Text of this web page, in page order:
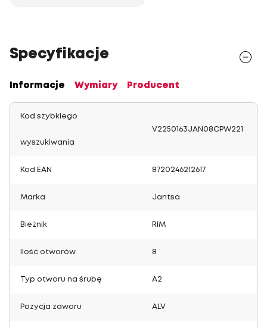
Specyfikacje
Informacje Wymiary Producent
Kod szybkiego
wyszukiwania
V2250163JAN08CPW221
Kod EAN 8720246212617
Marka Jantsa
Bieżnik RIM
Ilość otworów 8
Typ otworu na śrubę A2
Pozycja zaworu ALV